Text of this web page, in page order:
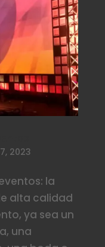
2023
la
alta calidad
ya sea un
una